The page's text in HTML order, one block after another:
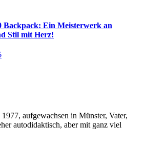
Backpack: Ein Meisterwerk an
Stil mit Herz!
aufgewachsen in Münster, Vater,
autodidaktisch, aber mit ganz viel